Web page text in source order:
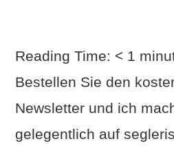
Reading Time: < 1
Bestellen Sie den
Newsletter und ich
gelegentlich auf